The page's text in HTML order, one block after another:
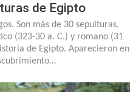
de Egipto
Son más de 30 sepulturas,
(323-30 a. C.) y romano (31
de Egipto. Aparecieron en